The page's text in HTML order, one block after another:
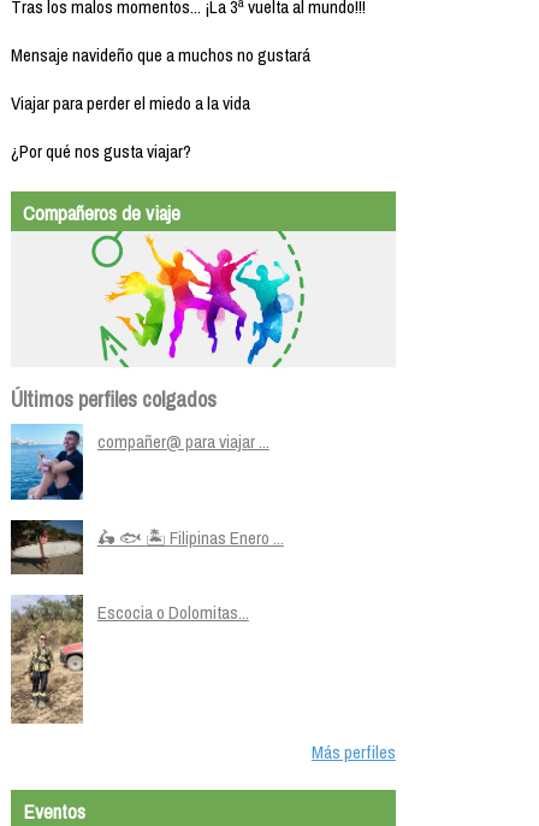
Tras los malos momentos... ¡La 3ª vuelta al mundo!!!
Mensaje navideño que a muchos no gustará
Viajar para perder el miedo a la vida
¿Por qué nos gusta viajar?
Compañeros de viaje
Últimos perfiles colgados
compañer@ para viajar ...
🛵 🐟 🏝️ Filipinas Enero ...
Escocia o Dolomitas...
Más perfiles
Eventos